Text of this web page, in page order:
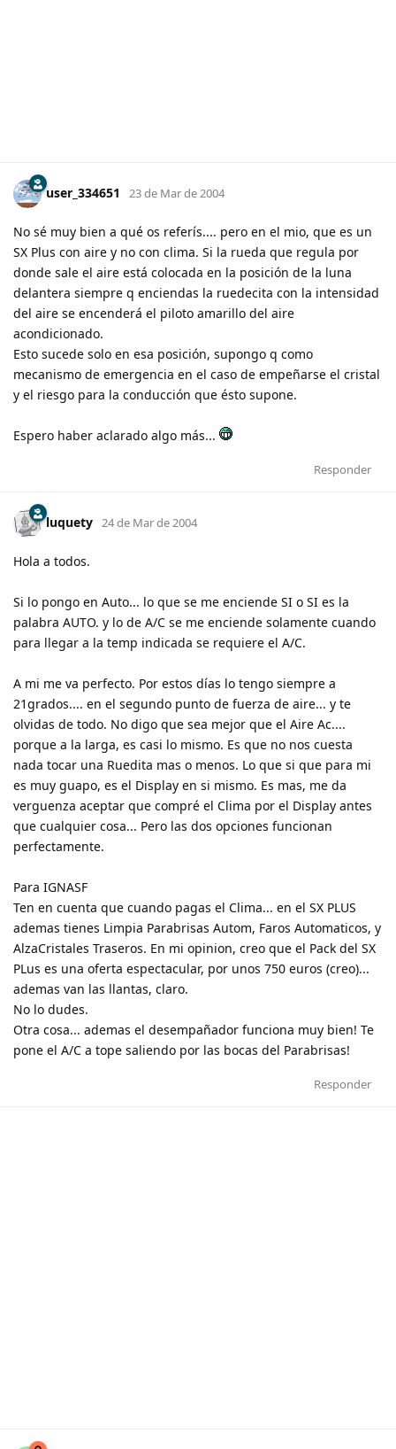
user_334651 23 de Mar de 2004
No sé muy bien a qué os referís.... pero en el mio, que es un
SX Plus con aire y no con clima. Si la rueda que regula por
donde sale el aire está colocada en la posición de la luna
delantera siempre q enciendas la ruedecita con la intensidad
del aire se encenderá el piloto amarillo del aire
acondicionado.
Esto sucede solo en esa posición, supongo q como
mecanismo de emergencia en el caso de empeñarse el cristal
y el riesgo para la conducción que ésto supone.
Espero haber aclarado algo más...
Responder
luquety 24 de Mar de 2004
Hola a todos.
Si lo pongo en Auto... lo que se me enciende SI o SI es la
palabra AUTO. y lo de A/C se me enciende solamente cuando
para llegar a la temp indicada se requiere el A/C.
A mi me va perfecto. Por estos días lo tengo siempre a
21grados.... en el segundo punto de fuerza de aire... y te
olvidas de todo. No digo que sea mejor que el Aire Ac....
porque a la larga, es casi lo mismo. Es que no nos cuesta
nada tocar una Ruedita mas o menos. Lo que si que para mi
es muy guapo, es el Display en si mismo. Es mas, me da
verguenza aceptar que compré el Clima por el Display antes
que cualquier cosa... Pero las dos opciones funcionan
perfectamente.
Para IGNASF
Ten en cuenta que cuando pagas el Clima... en el SX PLUS
ademas tienes Limpia Parabrisas Autom, Faros Automaticos, y
AlzaCristales Traseros. En mi opinion, creo que el Pack del SX
PLus es una oferta espectacular, por unos 750 euros (creo)...
ademas van las llantas, claro.
No lo dudes.
Otra cosa... ademas el desempañador funciona muy bien! Te
pone el A/C a tope saliendo por las bocas del Parabrisas!
Responder